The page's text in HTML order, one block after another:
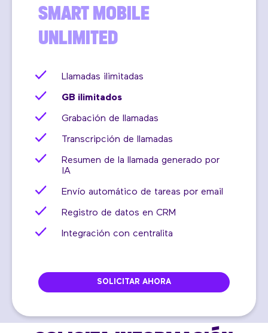
SMART MOBILE
UNLIMITED
Llamadas ilimitadas
GB ilimitados
Grabación de llamadas
Transcripción de llamadas
Resumen de la llamada generado por
IA
Envío automático de tareas por email
Registro de datos en CRM
Integración con centralita
SOLICITAR AHORA